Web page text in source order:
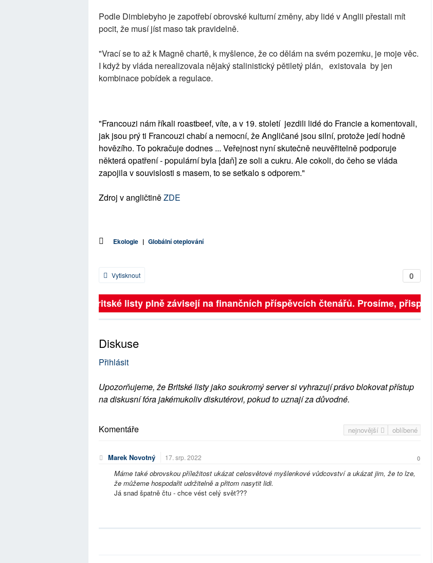
Podle Dimblebyho je zapotřebí obrovské kulturní změny, aby lidé v Anglii přestali mít
pocit, že musí jíst maso tak pravidelně.
"Vrací se to až k Magně chartě, k myšlence, že co dělám na svém pozemku, je moje věc.
I když by vláda nerealizovala nějaký stalinistický pětiletý plán, existovala by jen
kombinace pobídek a regulace.
"Francouzi nám říkali roastbeef, víte, a v 19. století jezdili lidé do Francie a komentovali,
jak jsou prý ti Francouzi chabí a nemocní, že Angličané jsou silní, protože jedí hodně
hovězího. To pokračuje dodnes ... Veřejnost nyní skutečně neuvěřitelně podporuje
některá opatření - populární byla [daň] ze soli a cukru. Ale cokoli, do čeho se vláda
zapojila v souvislosti s masem, to se setkalo s odporem."
Zdroj v angličtiněZDE
Ekologie | Globální oteplování
0
Vytisknout
Britské listy plně závisejí na finančních příspěvcích čtenářů. Prosíme, přispějte. ➥
Diskuse
Přihlásit
Upozorňujeme, že Britské listy jako soukromý server si vyhrazují právo blokovat přístup
na diskusní fóra jakémukoliv diskutérovi, pokud to uznají za důvodné.
nejnovější oblíbené
Komentáře
Marek Novotný 17. srp. 2022 0
Máme také obrovskou příležitost ukázat celosvětové myšlenkové vůdcovství a ukázat jim, že to lze,
že můžeme hospodařit udržitelně a přitom nasytit lidi.
Já snad špatně čtu - chce vést celý svět???